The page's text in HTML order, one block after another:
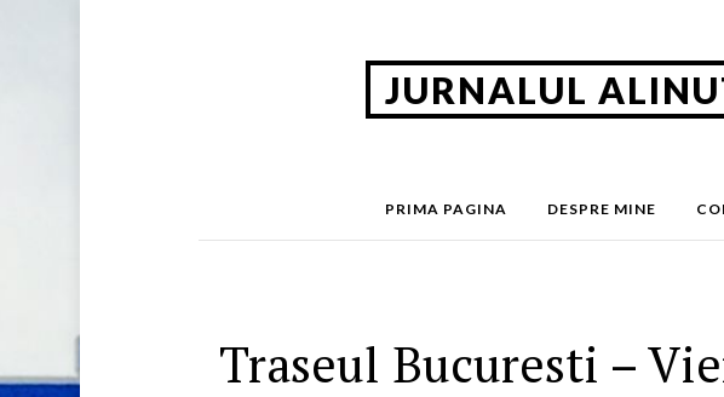
JURNALUL
PRIMA PAGINA DESPRE MINE
Traseul Bucuresti –